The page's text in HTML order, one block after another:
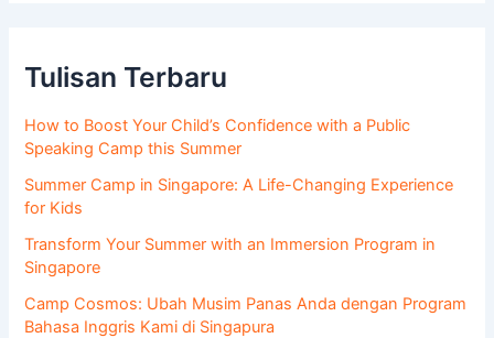
Tulisan Terbaru
How to Boost Your Child’s Confidence with a Public
Speaking Camp this Summer
Summer Camp in Singapore: A Life-Changing Experience
for Kids
Transform Your Summer with an Immersion Program in
Singapore
Camp Cosmos: Ubah Musim Panas Anda dengan Program
Bahasa Inggris Kami di Singapura